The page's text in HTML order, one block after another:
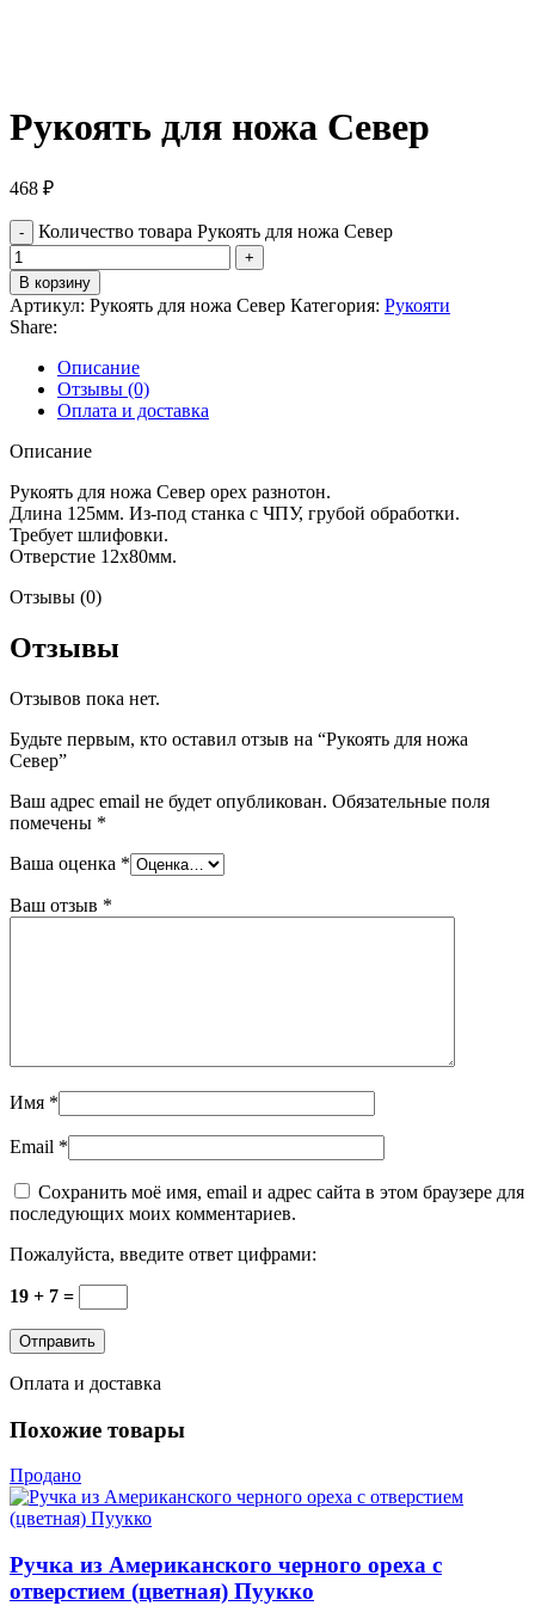
Рукоять для ножа Север
468 ₽
Количество товара Рукоять для ножа Север
В корзину
Артикул: Рукоять для ножа Север Категория: Рукояти
Share:
Описание
Отзывы (0)
Оплата и доставка
Описание
Рукоять для ножа Север орех разнотон.
Длина 125мм. Из-под станка с ЧПУ, грубой обработки.
Требует шлифовки.
Отверстие 12х80мм.
Отзывы (0)
Отзывы
Отзывов пока нет.
Будьте первым, кто оставил отзыв на “Рукоять для ножа
Север”
Ваш адрес email не будет опубликован. Обязательные поля
помечены *
Ваша оценка *
Ваш отзыв *
Имя *
Email *
Сохранить моё имя, email и адрес сайта в этом браузере для
последующих моих комментариев.
Пожалуйста, введите ответ цифрами:
19 + 7 =
Оплата и доставка
Похожие товары
Продано
Ручка из Американского черного ореха с
отверстием (цветная) Пуукко